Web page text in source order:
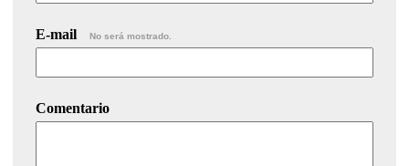
E-mail No será mostrado.
Comentario